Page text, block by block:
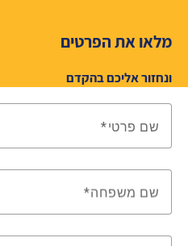
מלאו את הפרטים
ונחזור אליכם בהקדם
שם פרטי
שם משפחה